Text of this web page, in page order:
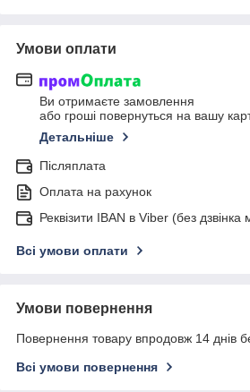
Умови оплати
Ви отримаєте замовлення
або гроші повернуться на вашу
Детальніше
Післяплата
Оплата на рахунок
Реквізити IBAN в Viber (без
Всі умови оплати
Умови повернення
Повернення товару впродовж 14 днів
Всі умови повернення